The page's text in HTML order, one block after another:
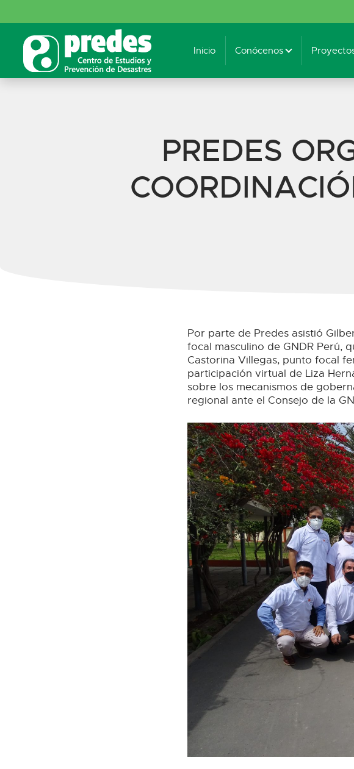
Inicio Conócenos
PREDES
Por parte de Predes asistió
focal masculino de GNDR Perú,
Castorina Villegas, punto focal
participación virtual de Liza
sobre los mecanismos de
regional ante el Consejo de la